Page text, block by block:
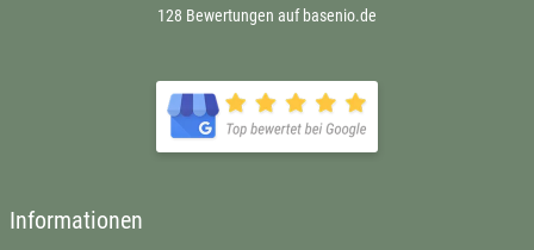
128 Bewertungen auf basenio.de
Informationen